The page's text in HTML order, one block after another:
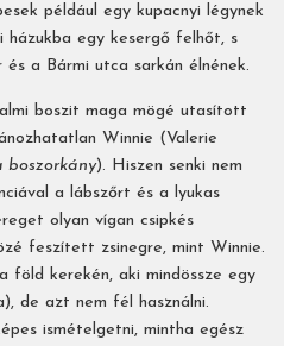
például egy kupacnyi légynek
egy kesergő felhőt, s
a Bármi utca sarkán élnének.
boszit maga mögé utasított
Winnie (Valerie
boszorkány). Hiszen senki nem
a lábszőrt és a lyukas
olyan vígan csipkés
feszített zsinegre, mint Winnie.
föld kerekén, aki mindössze egy
de azt nem fél használni.
ismételgetni, mintha egész